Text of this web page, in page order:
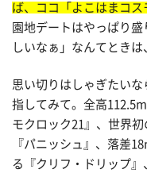
ば、ココ「よこはまコス
園地デートはやっぱり
しいなぁ」なんてときは
思い切りはしゃぎたい
指してみて。全高
モクロック21』、世界
『パニッシュ』、落差
る『クリフ・ドリップ